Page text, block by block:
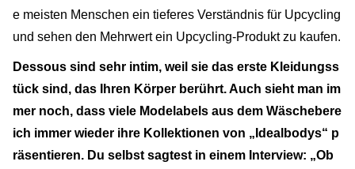
e meisten Menschen ein tieferes Verständnis für Upcycling
und sehen den Mehrwert ein Upcycling-Produkt zu kaufen.
Dessous sind sehr intim, weil sie das erste Kleidungss
tück sind, das Ihren Körper berührt. Auch sieht man im
mer noch, dass viele Modelabels aus dem Wäschebere
ich immer wieder ihre Kollektionen von „Idealbodys“ p
räsentieren. Du selbst sagtest in einem Interview: „Ob